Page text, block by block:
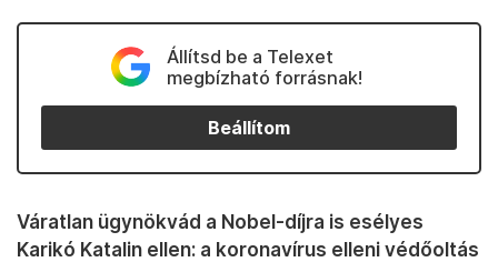
Állítsd be a Telexet
megbízható forrásnak!
Beállítom
Váratlan ügynökvád a Nobel-díjra is esélyes
Karikó Katalin ellen: a koronavírus elleni védőoltás